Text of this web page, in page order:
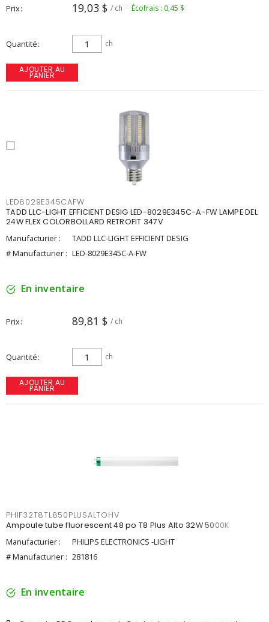
Prix 19,03 $ / ch Écofrais : 0,45 $
Quantité ch
AJOUTER AU
PANIER
LED8029E345CAFW
TADD LLC-LIGHT EFFICIENT DESIG LED-8029E345C-A-FW LAMPE DEL
24W FLEX COLORBOLLARD RETROFIT 347V
Manufacturier :
TADD LLC-LIGHT EFFICIENT DESIG
# Manufacturier : LED-8029E345C-A-FW
En inventaire
Prix 89,81 $ / ch
Quantité ch
AJOUTER AU
PANIER
PHIF32T8TL850PLUSALTOHV
Ampoule tube fluorescent 48 po T8 Plus Alto 32W 5000K
Manufacturier :
PHILIPS ELECTRONICS -LIGHT
# Manufacturier : 281816
En inventaire